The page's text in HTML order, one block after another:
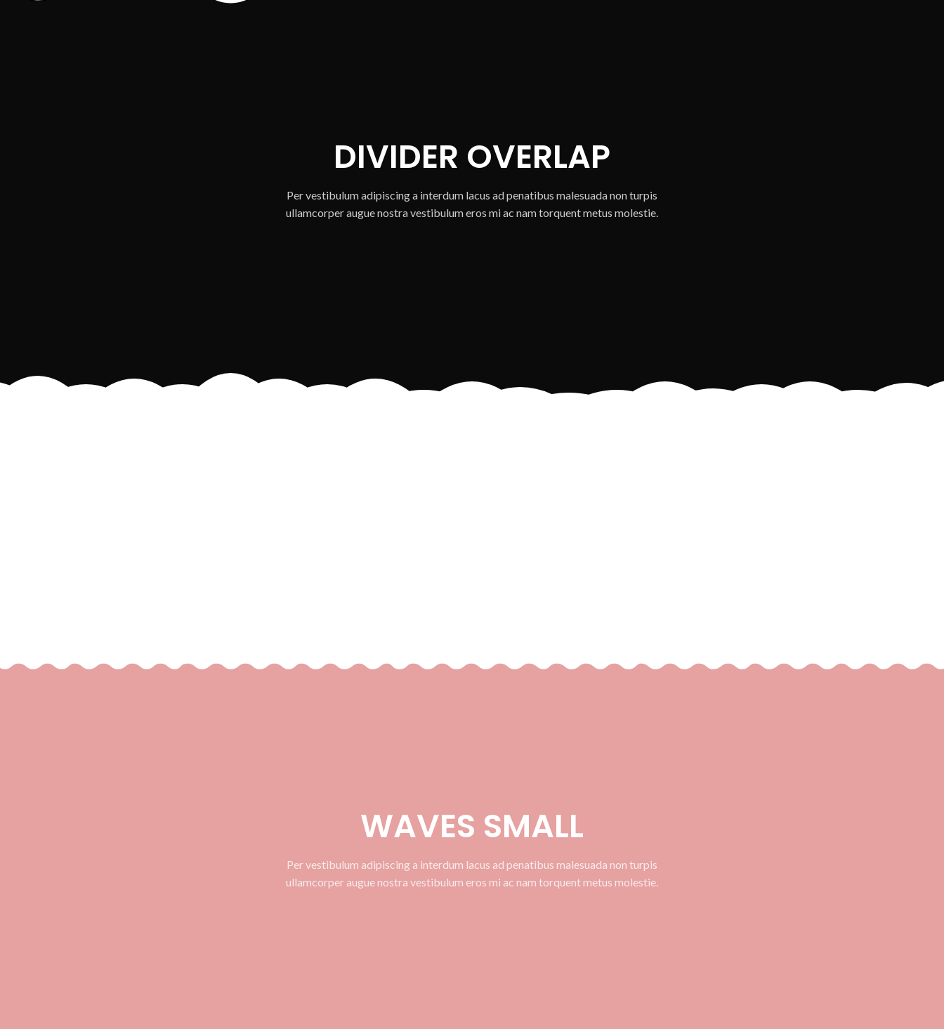
DIVIDER OVERLAP
Per vestibulum adipiscing a interdum lacus ad penatibus malesuada non turpis
ullamcorper augue nostra vestibulum eros mi ac nam torquent metus molestie.
WAVES SMALL
Per vestibulum adipiscing a interdum lacus ad penatibus malesuada non turpis
ullamcorper augue nostra vestibulum eros mi ac nam torquent metus molestie.